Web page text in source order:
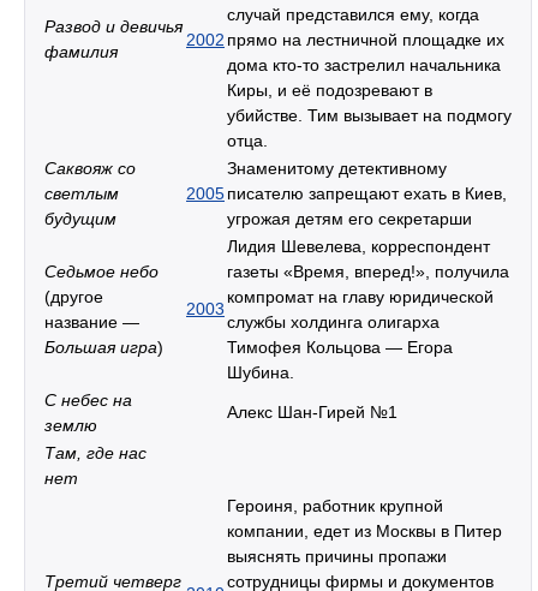
Развод и девичья
фамилия
2002
случай представился ему, когда
прямо на лестничной площадке их
дома кто-то застрелил начальника
Киры, и её подозревают в
убийстве. Тим вызывает на подмогу
отца.
Саквояж со
светлым
будущим
2005
Знаменитому детективному
писателю запрещают ехать в Киев,
угрожая детям его секретарши
Седьмое небо
(другое
название —
Большая игра)
2003
Лидия Шевелева, корреспондент
газеты «Время, вперед!», получила
компромат на главу юридической
службы холдинга олигарха
Тимофея Кольцова — Егора
Шубина.
С небес на
землю
Алекс Шан-Гирей №1
Там, где нас
нет
Третий четверг
Героиня, работник крупной
компании, едет из Москвы в Питер
выяснять причины пропажи
сотрудницы фирмы и документов